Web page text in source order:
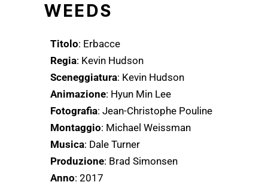
WEEDS
Titolo: Erbacce
Regia: Kevin Hudson
Sceneggiatura: Kevin Hudson
Animazione: Hyun Min Lee
Fotografia: Jean-Christophe Pouline
Montaggio: Michael Weissman
Musica: Dale Turner
Produzione: Brad Simonsen
Anno: 2017